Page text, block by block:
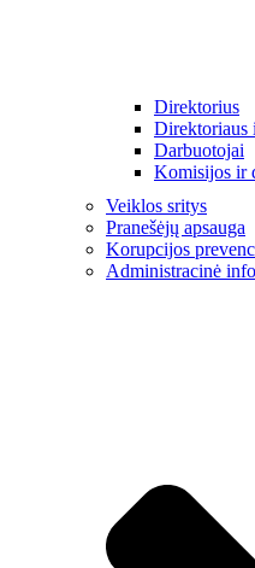
Direktorius
Direktoriaus
Darbuotojai
Komisijos ir
Veiklos sritys
Pranešėjų apsauga
Korupcijos
Administracinė